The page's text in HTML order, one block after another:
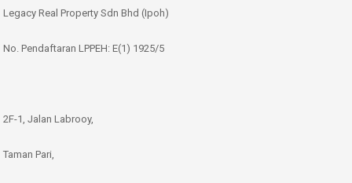
Legacy Real Property Sdn Bhd (Ipoh)
No. Pendaftaran LPPEH: E(1) 1925/5
2F-1, Jalan Labrooy,
Taman Pari,